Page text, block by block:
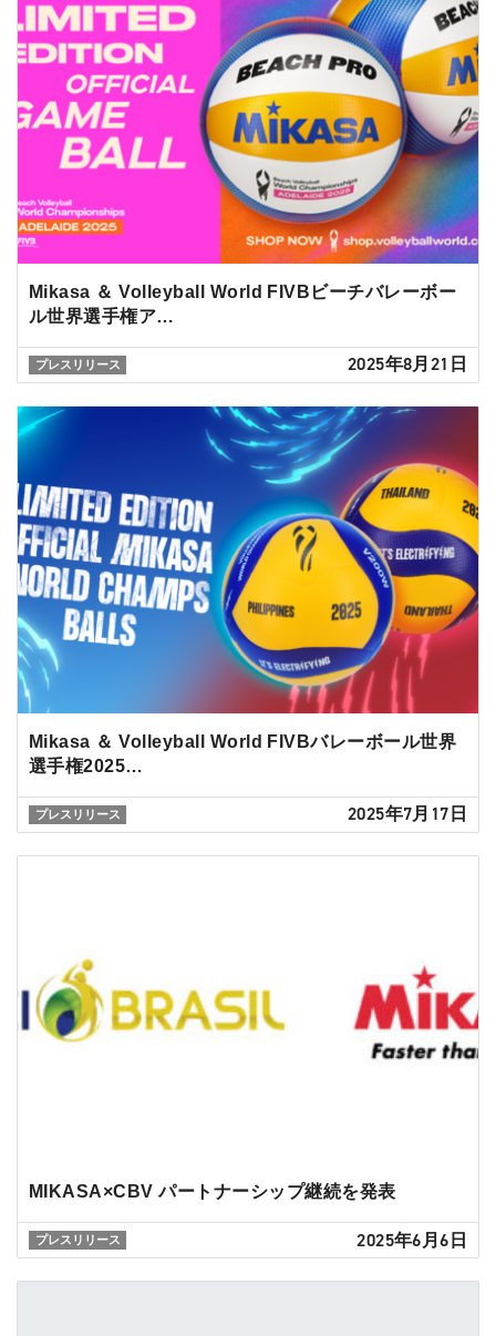
Mikasa ＆ Volleyball World FIVBビーチバレーボー
ル世界選手権ア…
プレスリリース 2025年8月21日
Mikasa ＆ Volleyball World FIVBバレーボール世界
選手権2025…
プレスリリース 2025年7月17日
MIKASA×CBV パートナーシップ継続を発表
プレスリリース 2025年6月6日